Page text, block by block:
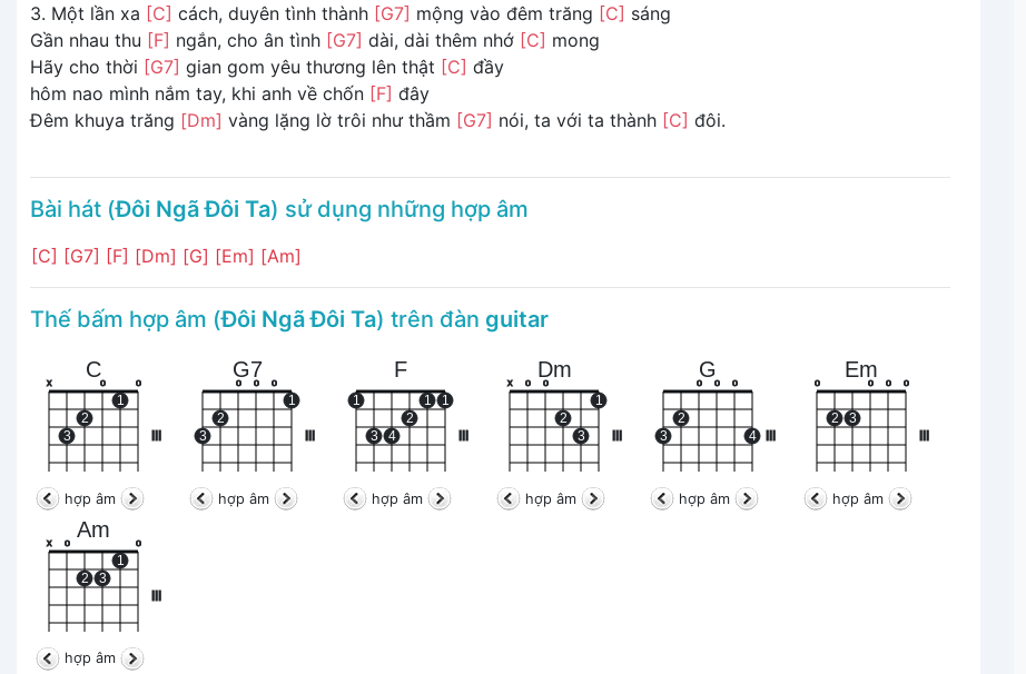
3. Một lần xa [C] cách, duyên tình thành [G7] mộng vào đêm trăng [C] sáng
Gần nhau thu [F] ngắn, cho ân tình [G7] dài, dài thêm nhớ [C] mong
Hãy cho thời [G7] gian gom yêu thương lên thật [C] đầy
hôm nao mình nắm tay, khi anh về chốn [F] đây
Ðêm khuya trăng [Dm] vàng lặng lờ trôi như thầm [G7] nói, ta với ta thành [C] đôi.
Bài hát (Đôi Ngã Đôi Ta) sử dụng những hợp âm
[C] [G7] [F] [Dm] [G] [Em] [Am]
Thế bấm hợp âm (Đôi Ngã Đôi Ta) trên đàn guitar
C
x
3
2
o
1
o
hợp âm
G7
3
2
o o o
1
hợp âm
F
1
3 4
2
1 1
hợp âm
Dm
x o o
2
3
1
hợp âm
G
3
2
o o o
4
hợp âm
Em
o
2 3
o o o
hợp âm
Am
x o
2 3
1
o
hợp âm